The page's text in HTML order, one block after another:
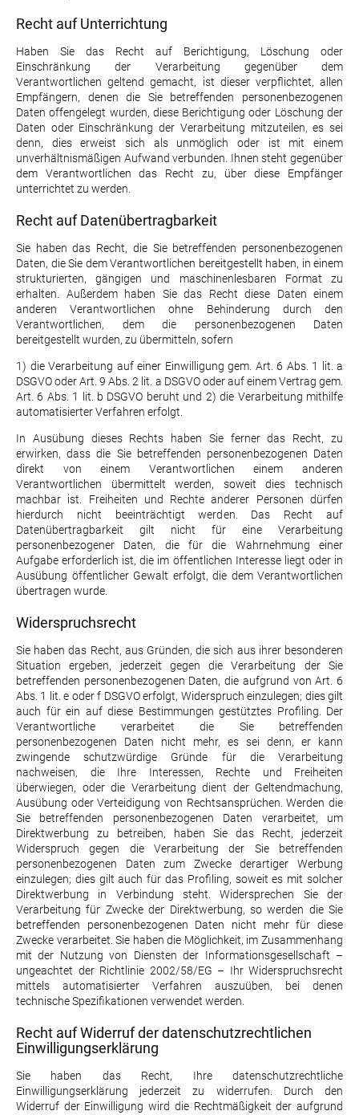
Recht auf Unterrichtung
Haben Sie das Recht auf Berichtigung, Löschung oder
Einschränkung der Verarbeitung gegenüber dem
Verantwortlichen geltend gemacht, ist dieser verpflichtet, allen
Empfängern, denen die Sie betreffenden personenbezogenen
Daten offengelegt wurden, diese Berichtigung oder Löschung der
Daten oder Einschränkung der Verarbeitung mitzuteilen, es sei
denn, dies erweist sich als unmöglich oder ist mit einem
unverhältnismäßigen Aufwand verbunden. Ihnen steht gegenüber
dem Verantwortlichen das Recht zu, über diese Empfänger
unterrichtet zu werden.
Recht auf Datenübertragbarkeit
Sie haben das Recht, die Sie betreffenden personenbezogenen
Daten, die Sie dem Verantwortlichen bereitgestellt haben, in einem
strukturierten, gängigen und maschinenlesbaren Format zu
erhalten. Außerdem haben Sie das Recht diese Daten einem
anderen Verantwortlichen ohne Behinderung durch den
Verantwortlichen, dem die personenbezogenen Daten
bereitgestellt wurden, zu übermitteln, sofern
1) die Verarbeitung auf einer Einwilligung gem. Art. 6 Abs. 1 lit. a
DSGVO oder Art. 9 Abs. 2 lit. a DSGVO oder auf einem Vertrag gem.
Art. 6 Abs. 1 lit. b DSGVO beruht und 2) die Verarbeitung mithilfe
automatisierter Verfahren erfolgt.
In Ausübung dieses Rechts haben Sie ferner das Recht, zu
erwirken, dass die Sie betreffenden personenbezogenen Daten
direkt von einem Verantwortlichen einem anderen
Verantwortlichen übermittelt werden, soweit dies technisch
machbar ist. Freiheiten und Rechte anderer Personen dürfen
hierdurch nicht beeinträchtigt werden. Das Recht auf
Datenübertragbarkeit gilt nicht für eine Verarbeitung
personenbezogener Daten, die für die Wahrnehmung einer
Aufgabe erforderlich ist, die im öffentlichen Interesse liegt oder in
Ausübung öffentlicher Gewalt erfolgt, die dem Verantwortlichen
übertragen wurde.
Widerspruchsrecht
Sie haben das Recht, aus Gründen, die sich aus ihrer besonderen
Situation ergeben, jederzeit gegen die Verarbeitung der Sie
betreffenden personenbezogenen Daten, die aufgrund von Art. 6
Abs. 1 lit. e oder f DSGVO erfolgt, Widerspruch einzulegen; dies gilt
auch für ein auf diese Bestimmungen gestütztes Profiling. Der
Verantwortliche verarbeitet die Sie betreffenden
personenbezogenen Daten nicht mehr, es sei denn, er kann
zwingende schutzwürdige Gründe für die Verarbeitung
nachweisen, die Ihre Interessen, Rechte und Freiheiten
überwiegen, oder die Verarbeitung dient der Geltendmachung,
Ausübung oder Verteidigung von Rechtsansprüchen. Werden die
Sie betreffenden personenbezogenen Daten verarbeitet, um
Direktwerbung zu betreiben, haben Sie das Recht, jederzeit
Widerspruch gegen die Verarbeitung der Sie betreffenden
personenbezogenen Daten zum Zwecke derartiger Werbung
einzulegen; dies gilt auch für das Profiling, soweit es mit solcher
Direktwerbung in Verbindung steht. Widersprechen Sie der
Verarbeitung für Zwecke der Direktwerbung, so werden die Sie
betreffenden personenbezogenen Daten nicht mehr für diese
Zwecke verarbeitet. Sie haben die Möglichkeit, im Zusammenhang
mit der Nutzung von Diensten der Informationsgesellschaft –
ungeachtet der Richtlinie 2002/58/EG – Ihr Widerspruchsrecht
mittels automatisierter Verfahren auszuüben, bei denen
technische Spezifikationen verwendet werden.
Recht auf Widerruf der datenschutzrechtlichen
Einwilligungserklärung
Sie haben das Recht, Ihre datenschutzrechtliche
Einwilligungserklärung jederzeit zu widerrufen. Durch den
Widerruf der Einwilligung wird die Rechtmäßigkeit der aufgrund